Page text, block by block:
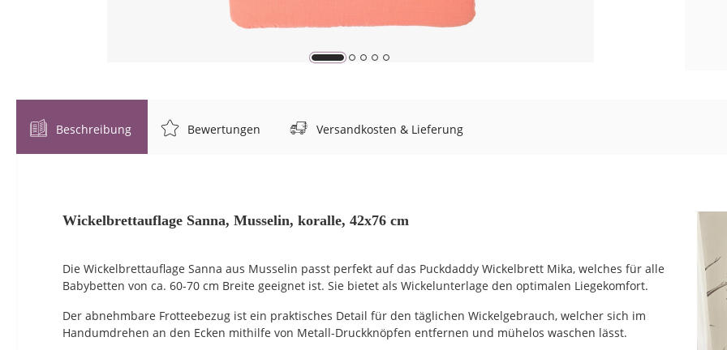
Beschreibung Bewertungen Versandkosten & Lieferung
Wickelbrettauflage Sanna, Musselin, koralle, 42x76 cm
Die Wickelbrettauflage Sanna aus Musselin passt perfekt auf das Puckdaddy Wickelbrett Mika, welches für alle
Babybetten von ca. 60-70 cm Breite geeignet ist. Sie bietet als Wickelunterlage den optimalen Liegekomfort.
Der abnehmbare Frotteebezug ist ein praktisches Detail für den täglichen Wickelgebrauch, welcher sich im
Handumdrehen an den Ecken mithilfe von Metall-Druckknöpfen entfernen und mühelos waschen lässt.